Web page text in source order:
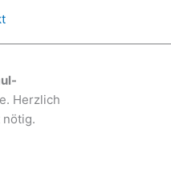
Herzlich